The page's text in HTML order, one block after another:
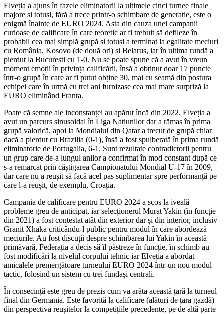
Elveția a ajuns în fazele eliminatorii la ultimele cinci turnee finale
majore și totuși, fără a trece printr-o schimbare de generație, este o
enigmă înainte de EURO 2024. Asta din cauza unei campanii
curioase de calificare în care teoretic ar fi trebuit să defileze în
probabil cea mai simplă grupă și totuși a terminat la egalitate meciuri
cu România, Kosovo (de două ori) și Belarus, iar în ultima rundă a
pierdut la București cu 1-0. Nu se poate spune că a avut în vreun
moment emoții în privința calificării, însă a obținut doar 17 puncte
într-o grupă în care ar fi putut obține 30, mai cu seamă din postura
echipei care în urmă cu trei ani furnizase cea mai mare surpriză la
EURO eliminând Franța.
Poate că semne ale inconstanței au apărut încă din 2022. Elveția a
avut un parcurs sinusoidal în Liga Națiunilor dar a rămas în prima
grupă valorică, apoi la Mondialul din Qatar a trecut de grupă chiar
dacă a pierdut cu Brazilia (0-1), însă a fost spulberată în prima rundă
eliminatorie de Portugalia, 6-1. Sunt rezultate contradictorii pentru
un grup care de-a lungul anilor a confirmat în mod constant după ce
s-a remarcat prin câștigarea Campionatului Mondial U-17 în 2009,
dar care nu a reușit să facă acel pas suplimentar spre performanță pe
care l-a reușit, de exemplu, Croația.
Campania de calificare pentru EURO 2024 a scos la iveală
probleme greu de anticipat, iar selecționerul Murat Yakin (în funcție
din 2021) a fost contestat atât din exterior dar și din interior, inclusiv
Granit Xhaka criticându-l public pentru modul în care abordează
meciurile. Au fost discuții despre schimbarea lui Yakin în această
primăvară, Federația a decis să îl păstreze în funcție, în schimb au
fost modificări la nivelul corpului tehnic iar Elveția a abordat
amicalele premergătoare turneului EURO 2024 într-un nou modul
tactic, folosind un sistem cu trei fundași centrali.
În consecință este greu de prezis cum va arăta această țară la turneul
final din Germania. Este favorită la calificare (alături de țara gazdă)
din perspectiva reușitelor la competițiile precedente, pe de altă parte